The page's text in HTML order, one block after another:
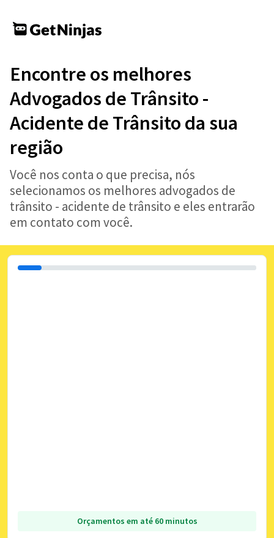
Encontre os melhores
Advogados de Trânsito -
Acidente de Trânsito da sua
região
Você nos conta o que precisa, nós
selecionamos os melhores advogados de
trânsito - acidente de trânsito e eles entrarão
em contato com você.
Orçamentos em até 60 minutos